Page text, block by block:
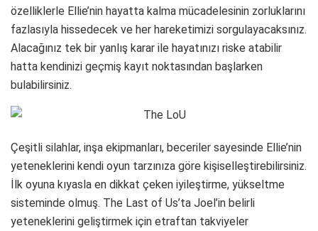
özelliklerle Ellie’nin hayatta kalma mücadelesinin zorluklarını
fazlasıyla hissedecek ve her hareketimizi sorgulayacaksınız.
Alacağınız tek bir yanlış karar ile hayatınızı riske atabilir
hatta kendinizi geçmiş kayıt noktasından başlarken
bulabilirsiniz.
Çeşitli silahlar, inşa ekipmanları, beceriler sayesinde Ellie’nin
yeteneklerini kendi oyun tarzınıza göre kişiselleştirebilirsiniz.
İlk oyuna kıyasla en dikkat çeken iyileştirme, yükseltme
sisteminde olmuş. The Last of Us’ta Joel’in belirli
yeteneklerini geliştirmek için etraftan takviyeler